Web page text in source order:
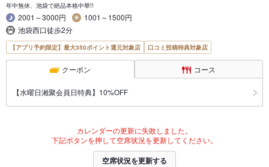
年中無休、池袋で絶品本格中華!!
2001～3000円
1001～1500円
池袋西口徒歩2分
【アプリ予約限定】最大350ポイント還元対象店 口コミ投稿特典対象店
クーポン コース
【水曜日湘聚会員日特典】10%OFF
カレンダーの更新に失敗しました。
下記ボタンを押して空席状況を更新してください。
空席状況を更新する